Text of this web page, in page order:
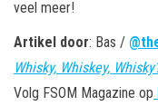
veel meer!
Artikel door: Bas /
Whisky, Whiskey,
Volg FSOM Magazine op